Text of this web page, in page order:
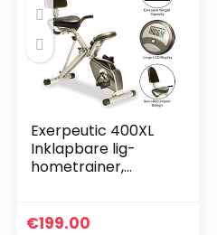
Exerpeutic 400XL
Inklapbare lig-
hometrainer,
zwart-grijs, één
€199.00